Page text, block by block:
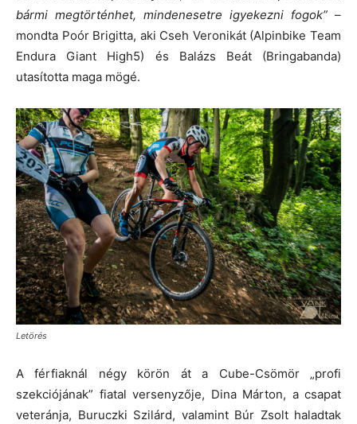
bármi megtörténhet, mindenesetre igyekezni fogok” –
mondta Poór Brigitta, aki Cseh Veronikát (Alpinbike Team
Endura Giant High5) és Balázs Beát (Bringabanda)
utasította maga mögé.
Letörés
A férfiaknál négy körön át a Cube-Csömör „profi
szekciójának” fiatal versenyzője, Dina Márton, a csapat
veteránja, Buruczki Szilárd, valamint Búr Zsolt haladtak